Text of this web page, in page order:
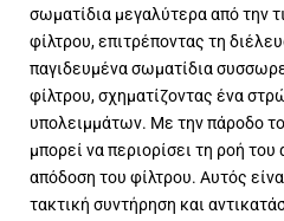
σωματίδια μεγαλύτερα από την
φίλτρου, επιτρέποντας τη
παγιδευμένα σωματίδια
φίλτρου, σχηματίζοντας ένα
υπολειμμάτων. Με την πάροδο
μπορεί να περιορίσει τη ροή
απόδοση του φίλτρου. Αυτός
τακτική συντήρηση και